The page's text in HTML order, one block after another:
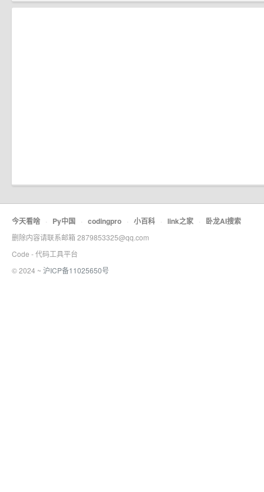
今天看啥 · Py中国 · codingpro · 小百科 · link之家 · 卧龙AI搜索
删除内容请联系邮箱 2879853325@qq.com
Code - 代码工具平台
© 2024 ~ 沪ICP备11025650号